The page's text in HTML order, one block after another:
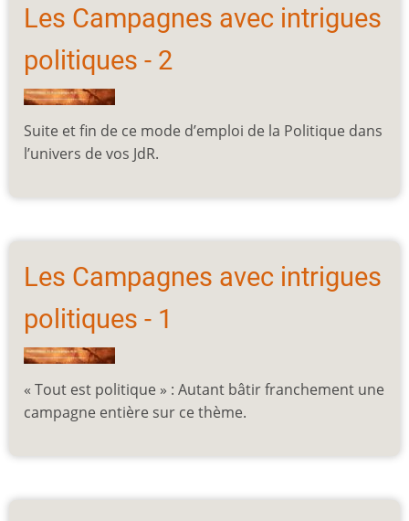
Les Campagnes avec intrigues
politiques - 2
Suite et fin de ce mode d’emploi de la Politique dans
l’univers de vos JdR.
Les Campagnes avec intrigues
politiques - 1
« Tout est politique » : Autant bâtir franchement une
campagne entière sur ce thème.